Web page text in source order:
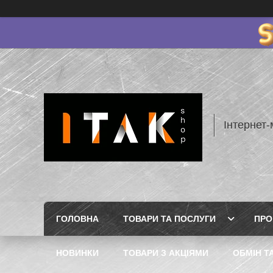
ГОЛОВНА ТОВАРИ ТА ПОСЛУГИ
НОВИНКИ ТОВАРИ З АКЦІЯМИ ОБМІН